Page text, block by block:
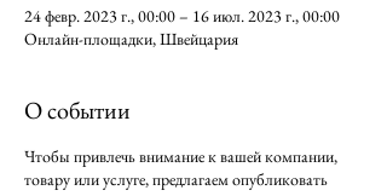
24 февр. 2023 г., 00:00 – 16 июл. 2023 г., 00:00
Онлайн-площадки, Швейцария
О событии
Чтобы привлечь внимание к вашей компании,
товару или услуге, предлагаем опубликовать